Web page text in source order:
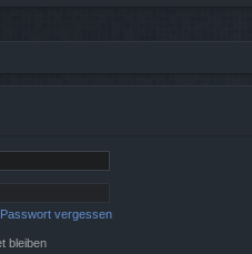
vergessen
bleiben